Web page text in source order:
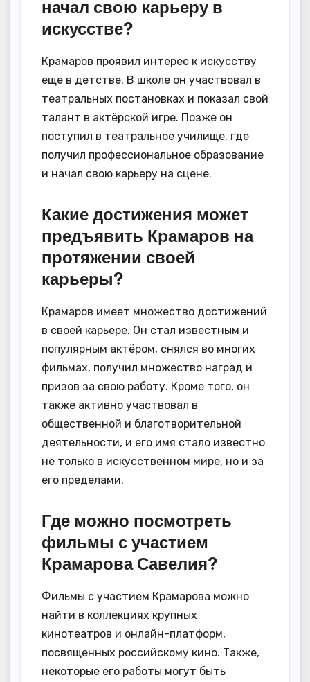
начал свою карьеру в
искусстве?
Крамаров проявил интерес к искусству
еще в детстве. В школе он участвовал в
театральных постановках и показал свой
талант в актёрской игре. Позже он
поступил в театральное училище, где
получил профессиональное образование
и начал свою карьеру на сцене.
Какие достижения может
предъявить Крамаров на
протяжении своей
карьеры?
Крамаров имеет множество достижений
в своей карьере. Он стал известным и
популярным актёром, снялся во многих
фильмах, получил множество наград и
призов за свою работу. Кроме того, он
также активно участвовал в
общественной и благотворительной
деятельности, и его имя стало известно
не только в искусственном мире, но и за
его пределами.
Где можно посмотреть
фильмы с участием
Крамарова Савелия?
Фильмы с участием Крамарова можно
найти в коллекциях крупных
кинотеатров и онлайн-платформ,
посвященных российскому кино. Также,
некоторые его работы могут быть